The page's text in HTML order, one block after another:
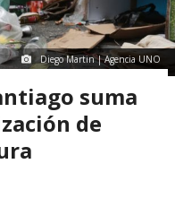
Diego Martin | Agencia UNO
suma
de